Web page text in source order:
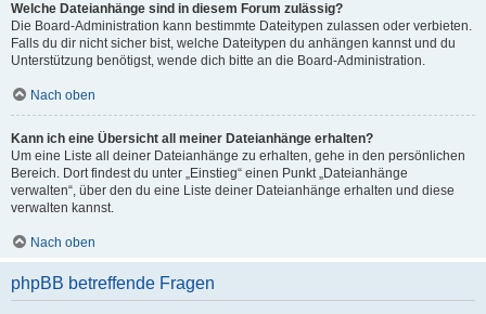
Welche Dateianhänge sind in diesem Forum zulässig?
Die Board-Administration kann bestimmte Dateitypen zulassen oder verbieten.
Falls du dir nicht sicher bist, welche Dateitypen du anhängen kannst und du
Unterstützung benötigst, wende dich bitte an die Board-Administration.
Nach oben
Kann ich eine Übersicht all meiner Dateianhänge erhalten?
Um eine Liste all deiner Dateianhänge zu erhalten, gehe in den persönlichen
Bereich. Dort findest du unter „Einstieg“ einen Punkt „Dateianhänge
verwalten“, über den du eine Liste deiner Dateianhänge erhalten und diese
verwalten kannst.
Nach oben
phpBB betreffende Fragen